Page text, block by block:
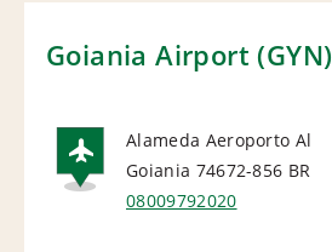
Goiania Airport (GYN)
AIRPORT
Alameda Aeroporto Al
Goiania 74672-856 BR
08009792020